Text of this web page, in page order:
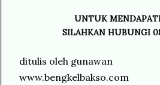
UNTUK
SILAHKAN HUBUNGI
ditulis oleh gunawan
www.bengkelbakso.com